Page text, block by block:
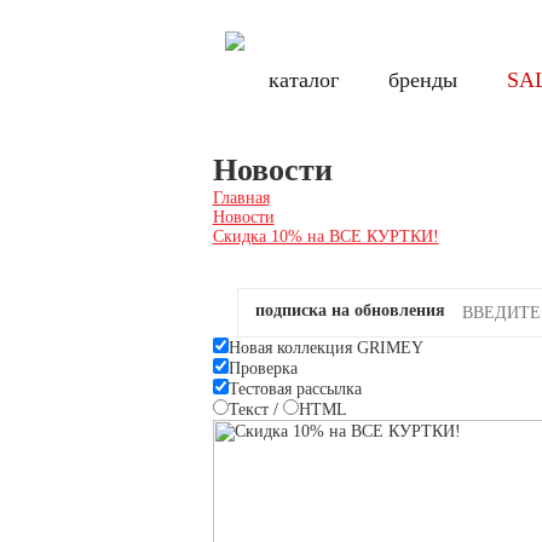
каталог бренды
каталог бренды
Новости
Главная
Новости
Скидка 10% на ВСЕ КУРТКИ!
подписка на обновления
Новая коллекция GRIMEY
Проверка
Тестовая рассылка
Текст/ HTML